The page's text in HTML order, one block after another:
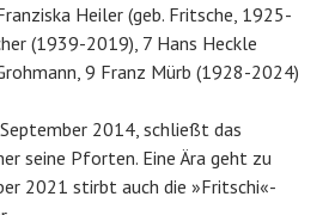
Heiler (geb. Fritsche, 1925-
(1939-2019), 7 Hans Heckle
9 Franz Mürb (1928-2024)
2014, schließt das
seine Pforten. Eine Ära geht zu
2021 stirbt auch die »Fritschi«-